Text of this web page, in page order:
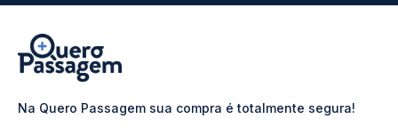
Na Quero Passagem sua compra é totalmente segura!